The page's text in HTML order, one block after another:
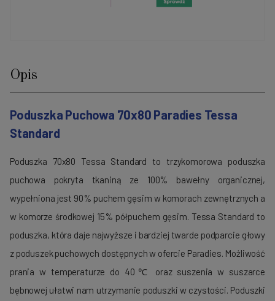
Opis
Poduszka Puchowa 70x80 Paradies Tessa
Standard
Poduszka 70x80 Tessa Standard to trzykomorowa poduszka
puchowa pokryta tkaniną ze 100% bawełny organicznej,
wypełniona jest 90% puchem gęsim w komorach zewnętrznych a
w komorze środkowej 15% półpuchem gęsim. Tessa Standard to
poduszka, która daje najwyższe i bardziej twarde podparcie głowy
z poduszek puchowych dostępnych w ofercie Paradies. Możliwość
prania w temperaturze do 40℃ oraz suszenia w suszarce
bębnowej ułatwi nam utrzymanie poduszki w czystości. Poduszki